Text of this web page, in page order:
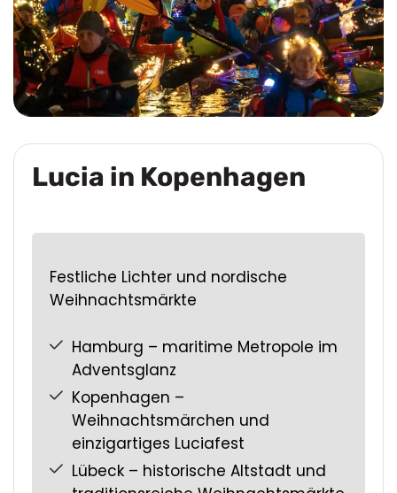
Lucia in Kopenhagen
Festliche Lichter und nordische
Weihnachtsmärkte
Hamburg – maritime Metropole im
Adventsglanz
Kopenhagen –
Weihnachtsmärchen und
einzigartiges Luciafest
Lübeck – historische Altstadt und